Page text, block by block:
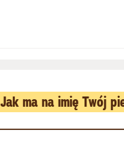
Jak ma na imię Twój